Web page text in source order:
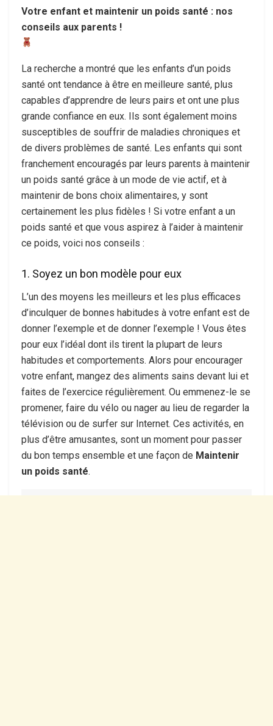
Votre enfant et maintenir un poids santé : nos
conseils aux parents !
La recherche a montré que les enfants d’un poids
santé ont tendance à être en meilleure santé, plus
capables d’apprendre de leurs pairs et ont une plus
grande confiance en eux. Ils sont également moins
susceptibles de souffrir de maladies chroniques et
de divers problèmes de santé. Les enfants qui sont
franchement encouragés par leurs parents à maintenir
un poids santé grâce à un mode de vie actif, et à
maintenir de bons choix alimentaires, y sont
certainement les plus fidèles ! Si votre enfant a un
poids santé et que vous aspirez à l’aider à maintenir
ce poids, voici nos conseils :
1. Soyez un bon modèle pour eux
L’un des moyens les meilleurs et les plus efficaces
d’inculquer de bonnes habitudes à votre enfant est de
donner l’exemple et de donner l’exemple ! Vous êtes
pour eux l’idéal dont ils tirent la plupart de leurs
habitudes et comportements. Alors pour encourager
votre enfant, mangez des aliments sains devant lui et
faites de l’exercice régulièrement. Ou emmenez-le se
promener, faire du vélo ou nager au lieu de regarder la
télévision ou de surfer sur Internet. Ces activités, en
plus d’être amusantes, sont un moment pour passer
du bon temps ensemble et une façon de Maintenir
un poids santé.